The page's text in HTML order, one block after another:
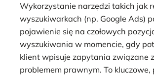
Wykorzystanie narzędzi takich jak
wyszukiwarkach (np. Google Ads)
pojawienie się na czołowych
wyszukiwania w momencie, gdy
klient wpisuje zapytania związane
problemem prawnym. To kluczowe,